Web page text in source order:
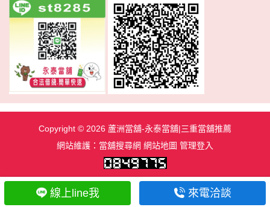
Copyright © 2026 蘆洲當舖-永泰當舖|三重當舖推薦
網站維護： 當舖搜尋網 網站地圖 管理登入
線上line我 來電洽談